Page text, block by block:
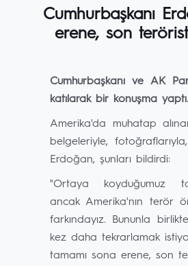
Cumhurbaşkanı
erene, son
Cumhurbaşkanı ve AK
katılarak bir konuşma yaptı.
Amerika'da muhatap
belgeleriyle,
Erdoğan, şunları bildirdi:
"Ortaya koyduğumuz
ancak Amerika'nın terör
farkındayız. Bununla
kez daha tekrarlamak
tamamı sona erene, son